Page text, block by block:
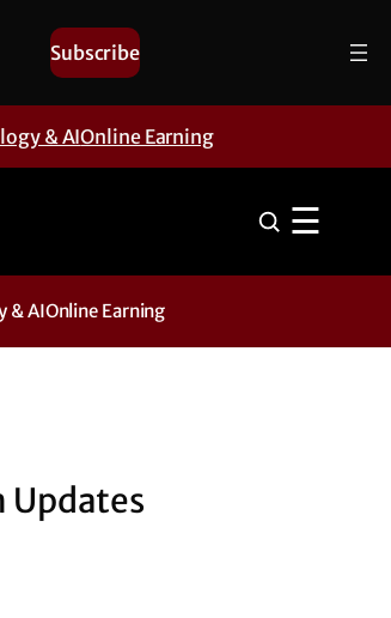
Subscribe
& AIOnline Earning
☰
& AIOnline Earning
Updates